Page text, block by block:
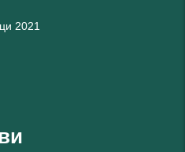
2021